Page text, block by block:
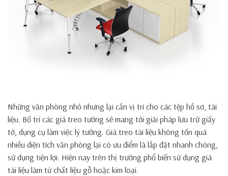
Những văn phòng nhỏ nhưng lại cần vị trí cho các tệp hồ sơ, tài
liệu. Bố trí các giá treo tường sẽ mang tới giải pháp lưu trữ giấy
tờ, dụng cụ làm việc lý tưởng. Giá treo tài liệu không tốn quá
nhiều diện tích văn phòng lại có ưu điểm là lắp đặt nhanh chóng,
sử dụng tiện lợi. Hiện nay trên thị trường phổ biến sử dụng giá
tài liệu làm từ chất liệu gỗ hoặc kim loại.